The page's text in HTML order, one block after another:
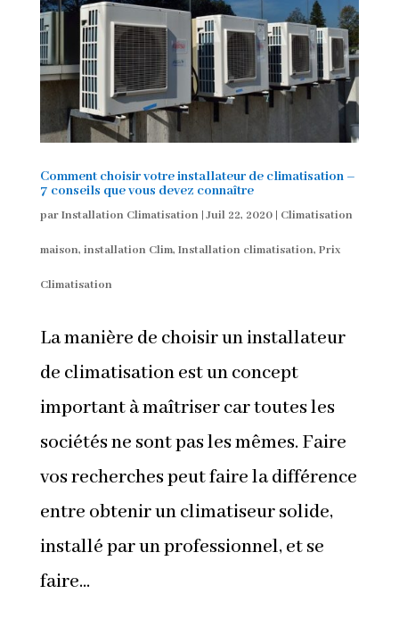
Comment choisir votre installateur de climatisation –
7 conseils que vous devez connaître
parInstallation Climatisation |Juil 22, 2020| Climatisation
maison, installation Clim, Installation climatisation, Prix
Climatisation
La manière de choisir un installateur
de climatisation est un concept
important à maîtriser car toutes les
sociétés ne sont pas les mêmes. Faire
vos recherches peut faire la différence
entre obtenir un climatiseur solide,
installé par un professionnel, et se
faire...